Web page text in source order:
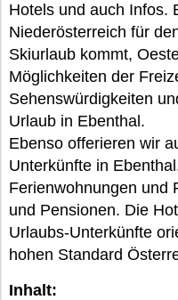
Hotels und auch Infos.
Niederösterreich für
Skiurlaub kommt,
Möglichkeiten der
Sehenswürdigkeiten
Urlaub in Ebenthal.
Ebenso offerieren wir
Unterkünfte in
Ferienwohnungen und
und Pensionen. Die
Urlaubs-Unterkünfte
hohen Standard
Inhalt: